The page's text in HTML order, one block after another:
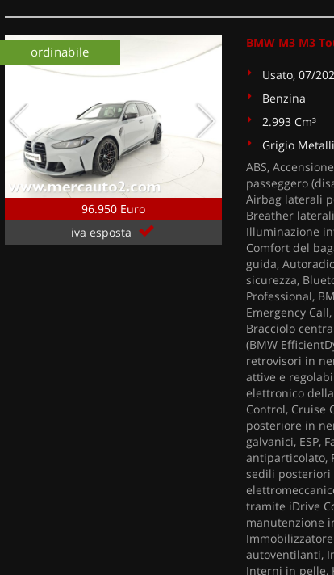
96.950 Euro
iva esposta
ordinabile
BMW M3 M3
Usato, 07/
Benzina
2.993 Cm³
Grigio
ABS,
passeggero
Airbag laterali
Breather
Illuminazione
Comfort del
guida,
sicurezza,
Professional,
Emergency
Bracciolo
(BMW
retrovisori in
attive e
elettronico
Control, Cruise
posteriore in
galvanici, ESP,
antiparticolato,
sedili posteriori
tramite iDrive
manutenzione
autoventilanti,
Interni in pelle,